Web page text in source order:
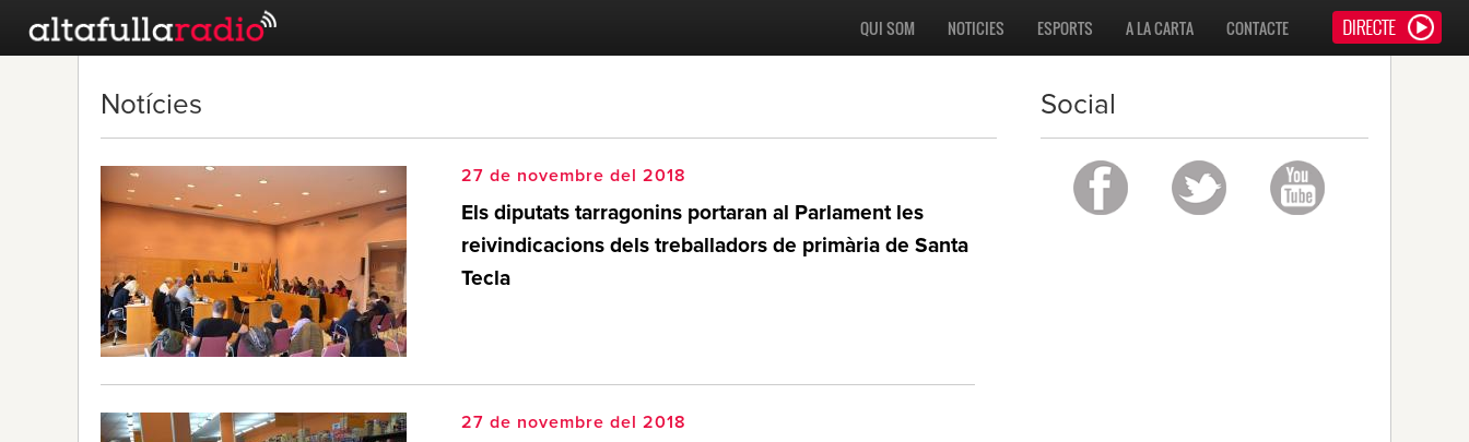
CONTACTE
A LA CARTA
ESPORTS
NOTICIES
QUI SOM
Notícies
27 de novembre del 2018
Els diputats tarragonins portaran al Parlament les
reivindicacions dels treballadors de primària de Santa
Tecla
27 de novembre del 2018
Social